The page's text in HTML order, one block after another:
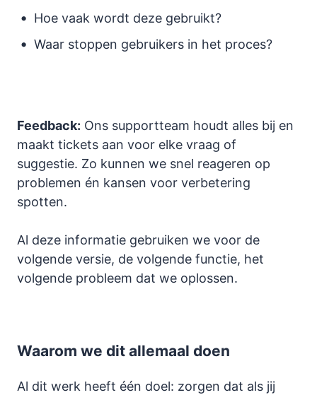
Hoe vaak wordt deze gebruikt?
Waar stoppen gebruikers in het proces?
Feedback: Ons supportteam houdt alles bij en
maakt tickets aan voor elke vraag of
suggestie. Zo kunnen we snel reageren op
problemen én kansen voor verbetering
spotten.
Al deze informatie gebruiken we voor de
volgende versie, de volgende functie, het
volgende probleem dat we oplossen.
Waarom we dit allemaal doen
Al dit werk heeft één doel: zorgen dat als jij